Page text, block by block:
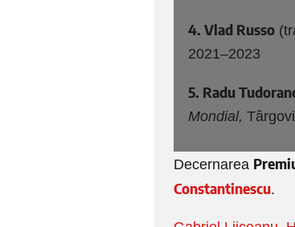
4. Vlad Russo
2021–2023
5. Radu
Mondial,
Decernarea
Constantinescu.